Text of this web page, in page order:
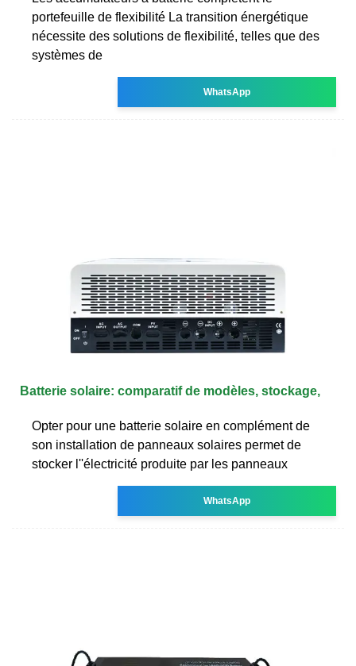
portefeuille de flexibilité La transition énergétique
nécessite des solutions de flexibilité, telles que des
systèmes de
WhatsApp
Batterie solaire: comparatif de modèles, stockage,
Opter pour une batterie solaire en complément de
son installation de panneaux solaires permet de
stocker l''électricité produite par les panneaux
WhatsApp